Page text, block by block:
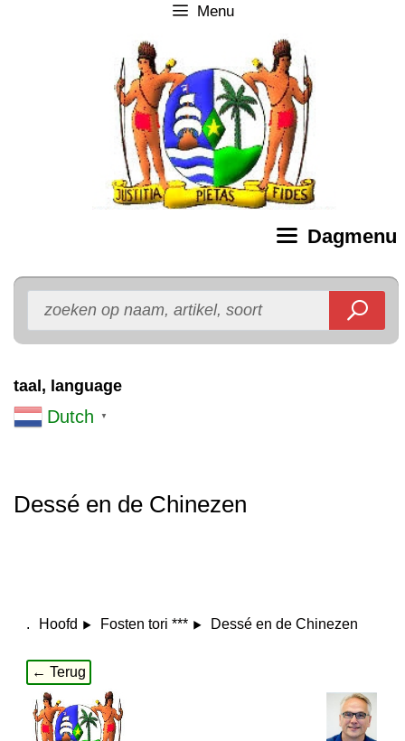
Menu
Dagmenu
taal, language
Dutch ▼
Dessé en de Chinezen
. Hoofd Fosten tori *** Dessé en de Chinezen
← Terug